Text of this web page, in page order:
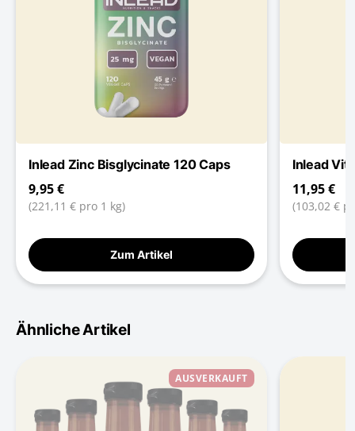
Inlead Zinc Bisglycinate 120 Caps
9,95 €
(221,11 € pro 1 kg)
Zum Artikel
Inlead
11,95 €
(103,02 €
Ähnliche Artikel
AUSVERKAUFT